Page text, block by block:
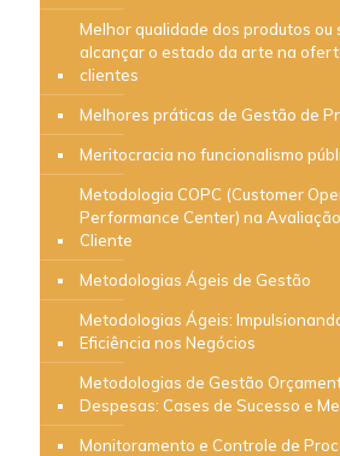
Melhor qualidade dos produtos ou
alcançar o estado da arte na
clientes
Melhores práticas de Gestão de
Meritocracia no funcionalismo
Metodologia COPC (Customer
Performance Center) na
Cliente
Metodologias Ágeis de Gestão
Metodologias Ágeis:
Eficiência nos Negócios
Metodologias de Gestão
Despesas: Cases de Sucesso e
Monitoramento e Controle de